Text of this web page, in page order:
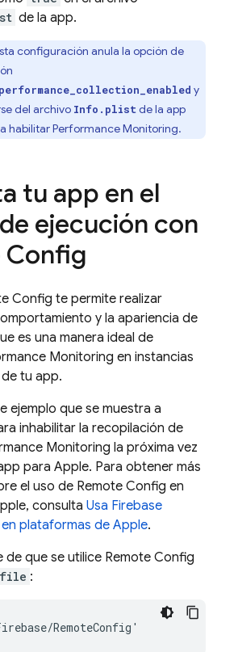
de la app.
configuración anula la opción de
y
del archivo Info.plist de la app
habilitarPerformance Monitoring.
tu app en el
ejecución con
Config
Config te permite realizar
y la apariencia de
es una manera ideal de
Monitoring en instancias
tu app.
ejemplo que se muestra a
inhabilitar la recopilación de
Monitoring la próxima vez
para Apple. Para obtener más
el uso de Remote Config en
consulta Usa Firebase
en plataformas de Apple.
de que se utilice Remote Config
: